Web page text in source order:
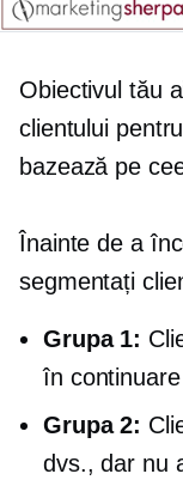
Obiectivul tău
clientului
bazează pe
Înainte de a
segmentați
Grupa 1:
în
Grupa 2:
dvs., dar nu